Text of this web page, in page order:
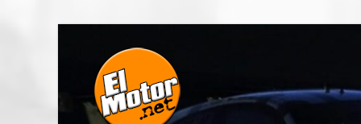
El Motor